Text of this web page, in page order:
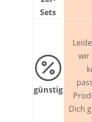
Sets

günstig
wir
Dich